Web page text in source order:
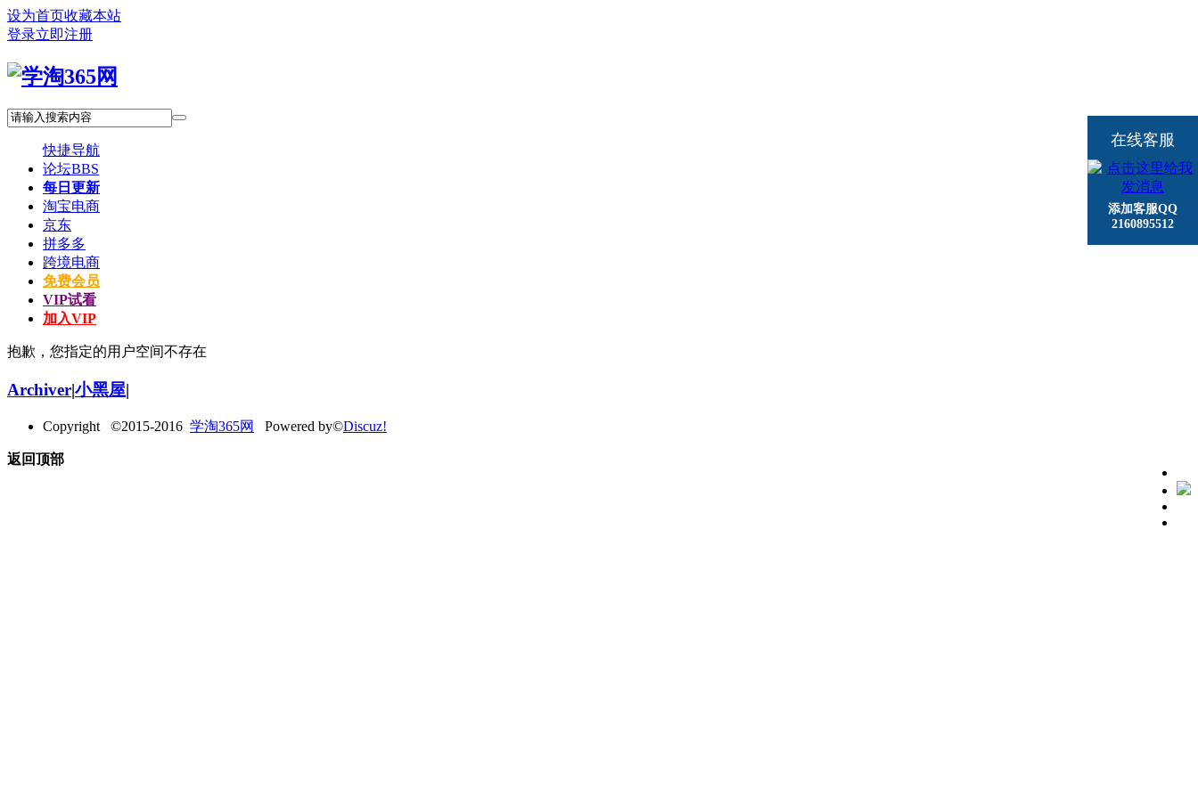
设为首页收藏本站
登录立即注册
快捷导航
论坛BBS
每日更新
淘宝电商
京东
拼多多
跨境电商
免费会员
VIP试看
加入VIP
抱歉，您指定的用户空间不存在
在线客服
添加客服QQ
2160895512
Archiver|小黑屋|
Copyright ©2015-2016 学淘365网 Powered by©Discuz!
返回顶部